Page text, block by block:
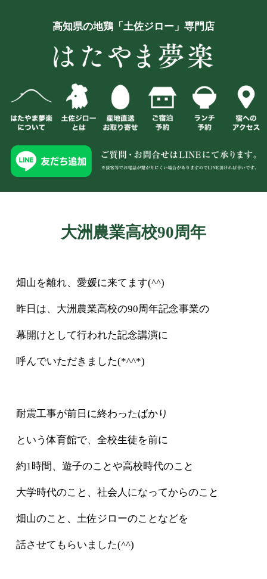
高知県の地鶏「土佐ジロー」専門店
大洲農業高校90周年
畑山を離れ、愛媛に来てます(^^)
昨日は、大洲農業高校の90周年記念事業の
幕開けとして行われた記念講演に
呼んでいただきました(*^^*)
耐震工事が前日に終わったばかり
という体育館で、全校生徒を前に
約1時間、遊子のことや高校時代のこと
大学時代のこと、社会人になってからのこと
畑山のこと、土佐ジローのことなどを
話させてもらいました(^^)